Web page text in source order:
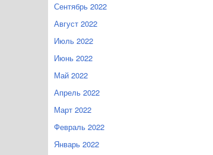
Сентябрь 2022
Август 2022
Июль 2022
Июнь 2022
Май 2022
Апрель 2022
Март 2022
Февраль 2022
Январь 2022